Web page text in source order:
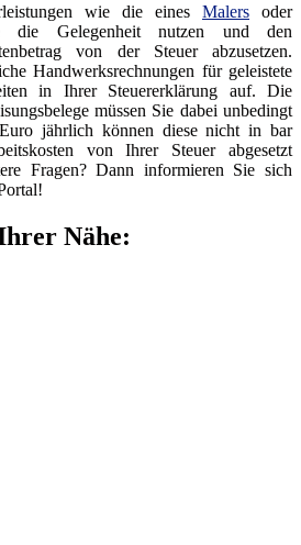
wie die eines Malers oder
Gelegenheit nutzen und den
von der Steuer abzusetzen.
Handwerksrechnungen für geleistete
in Ihrer Steuererklärung auf. Die
müssen Sie dabei unbedingt
jährlich können diese nicht in bar
von Ihrer Steuer abgesetzt
Fragen? Dann informieren Sie sich
Nähe: